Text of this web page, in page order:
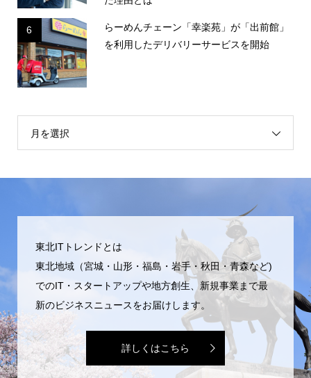
6
らーめんチェーン「幸楽苑」が「出前館」
を利用したデリバリーサービスを開始
月を選択
東北ITトレンドとは
東北地域（宮城・山形・福島・岩手・秋田・青森など)
でのIT・スタートアップや地方創生、新規事業まで最
新のビジネスニュースをお届けします。
詳しくはこちら